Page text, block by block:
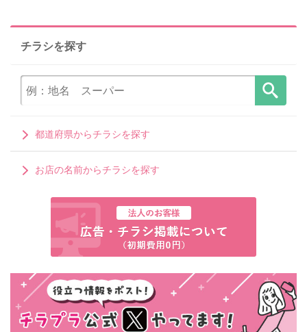
チラシを探す
都道府県からチラシを探す
お店の名前からチラシを探す